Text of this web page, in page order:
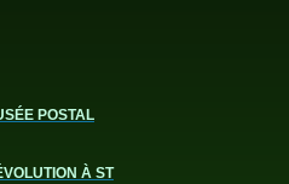
POSTAL
À ST